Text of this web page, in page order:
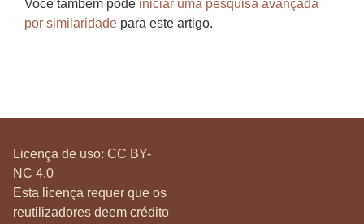
Você também pode iniciar uma pesquisa avançada
por similaridade para este artigo.
Licença de uso: CC BY-
NC 4.0
Esta licença requer que os
reutilizadores deem crédito